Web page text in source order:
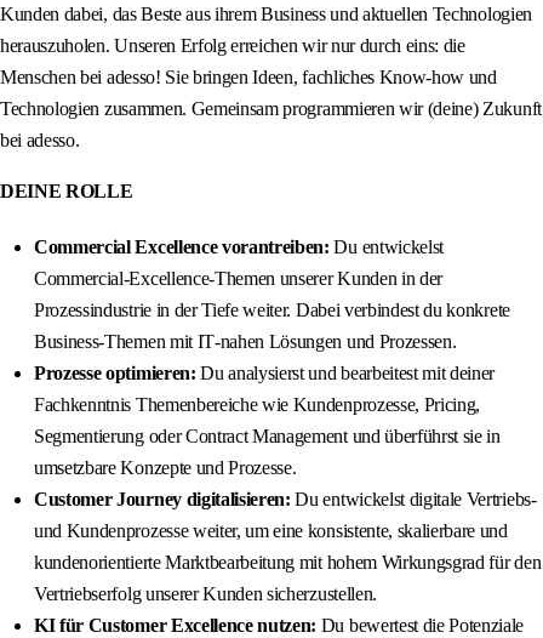
Kunden dabei, das Beste aus ihrem Business und aktuellen Technologien
herauszuholen. Unseren Erfolg erreichen wir nur durch eins: die
Menschen bei adesso! Sie bringen Ideen, fachliches Know‑how und
Technologien zusammen. Gemeinsam programmieren wir (deine) Zukunft
bei adesso.
DEINE ROLLE
Commercial Excellence vorantreiben: Du entwickelst
Commercial‑Excellence‑Themen unserer Kunden in der
Prozessindustrie in der Tiefe weiter. Dabei verbindest du konkrete
Business‑Themen mit IT‑nahen Lösungen und Prozessen.
Prozesse optimieren: Du analysierst und bearbeitest mit deiner
Fachkenntnis Themenbereiche wie Kundenprozesse, Pricing,
Segmentierung oder Contract Management und überführst sie in
umsetzbare Konzepte und Prozesse.
Customer Journey digitalisieren: Du entwickelst digitale Vertriebs‑
und Kundenprozesse weiter, um eine konsistente, skalierbare und
kundenorientierte Marktbearbeitung mit hohem Wirkungsgrad für den
Vertriebserfolg unserer Kunden sicherzustellen.
KI für Customer Excellence nutzen: Du bewertest die Potenziale